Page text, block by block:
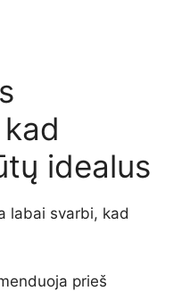
idealus
labai svarbi, kad
prieš